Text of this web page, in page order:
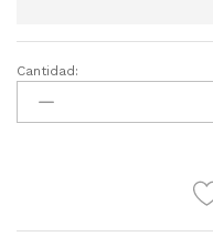
Soi
Yah!
Soya
Cantidad: